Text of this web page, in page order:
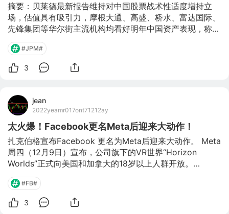
摘要：贝莱德最新报告维持对中国股票战术性适度增持立
场，估值具有吸引力，摩根大通、高盛、桥水、富达国际、
先锋集团等华尔街主流机构均看好明年中国资产表现，称监
管举措带来的股票风险溢价已被定价完毕，预期货币和财政
政策宽松。 全球最大资管贝莱德旗下智库于12月13日周一
发表了2022年全球投资展望报告，预期中国将放宽货币和
财政政策，监管将持续但不会再加码，进而维持对中国股市
小幅增持立场，估值具有吸引力 该报告指出，明年将进入
一个不同与过去半个世纪的新市场环境，即全球股市将连续
第二年上涨、债市将连续第二年下跌，这是约50年以来首
次出现，因此明年整体仍然
#JPM#
3
jean
2022yeamr017ont71212ay
太火爆！Facebook更名Meta后迎来大动作！
扎克伯格宣布Facebook 更名为Meta后迎来大动作。 Meta
周四（12月9日）宣布，公司旗下的VR世界“Horizon
Worlds”正式向美国和加拿大的18岁以上人群开放。
Horizon Worlds去年向少数Oculus VR用户推出了测试版，
用户必须要有邀请函才能加入这个虚拟世界。 即日起，用
户将不再需要被邀请就能进入Horizon Worlds的测试版。
据了解，Horizon是Meta的社交/工作平台，供用户在元宇
#FB#
3